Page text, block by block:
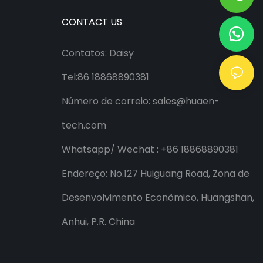
CONTACT US
Contatos: Daisy
Tel:86 18868890381
Número de correio: sales@huaen-
tech.com
Whatsapp/ Wechat : +86 18868890381
Endereço: No.127 Huiguang Road, Zona de
Desenvolvimento Econômico, Huangshan,
Anhui, P.R. China